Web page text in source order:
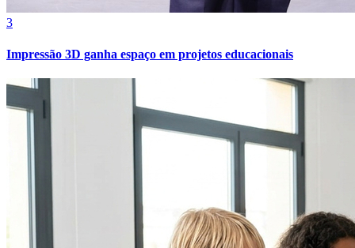
Bragantino
3
Impressão 3D ganha espaço em projetos educacionais